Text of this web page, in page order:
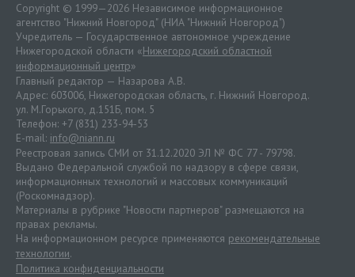
Copyright © 1999—2026 Независимое информационное
агентство "Нижний Новгород" (НИА "Нижний Новгород")
Учредитель — Государственное автономное учреждение
Нижегородской области «Нижегородский областной
информационный центр»
Главный редактор — Назарова А.В.
Адрес: 603006, Нижегородская область, г. Нижний Новгород.
ул. М.Горького, д.151Б, пом. 5
Телефон: +7 (831) 233-94-53
E-mail: info@niann.ru
Реестровая запись СМИ от 31.12.2020 ЭЛ № ФС 77 - 79798.
Выдано Федеральной службой по надзору в сфере связи,
информационных технологий и массовых коммуникаций
(Роскомнадзор).
Материалы в рубрике "Новости партнеров" размещаются на
правах рекламы.
На информационном ресурсе применяются рекомендательные
технологии.
Политика конфиденциальности